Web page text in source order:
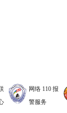
网络 110 报
警服务